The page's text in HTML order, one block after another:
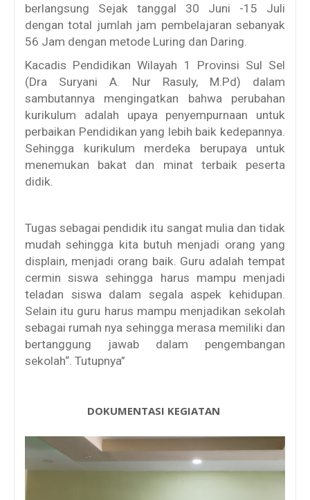
berlangsung Sejak tanggal 30 Juni -15 Juli
dengan total jumlah jam pembelajaran sebanyak
56 Jam dengan metode Luring dan Daring.
Kacadis Pendidikan Wilayah 1 Provinsi Sul Sel
(Dra Suryani A. Nur Rasuly, M.Pd) dalam
sambutannya mengingatkan bahwa perubahan
kurikulum adalah upaya penyempurnaan untuk
perbaikan Pendidikan yang lebih baik kedepannya.
Sehingga kurikulum merdeka berupaya untuk
menemukan bakat dan minat terbaik peserta
didik.
Tugas sebagai pendidik itu sangat mulia dan tidak
mudah sehingga kita butuh menjadi orang yang
displain, menjadi orang baik. Guru adalah tempat
cermin siswa sehingga harus mampu menjadi
teladan siswa dalam segala aspek kehidupan.
Selain itu guru harus mampu menjadikan sekolah
sebagai rumah nya sehingga merasa memiliki dan
bertanggung jawab dalam pengembangan
sekolah“. Tutupnya”
DOKUMENTASI KEGIATAN